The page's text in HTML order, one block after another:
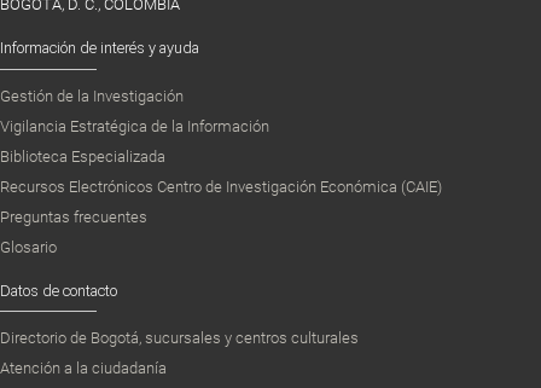
BOGOTÁ, D. C., COLOMBIA
Información de interés y ayuda
Gestión de la Investigación
Vigilancia Estratégica de la Información
Biblioteca Especializada
Recursos Electrónicos Centro de Investigación Económica (CAIE)
Preguntas frecuentes
Glosario
Datos de contacto
Directorio de Bogotá, sucursales y centros culturales
Atención a la ciudadanía